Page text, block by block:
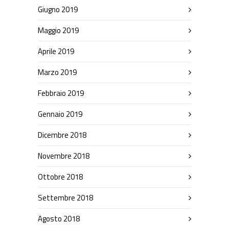
Giugno 2019
Maggio 2019
Aprile 2019
Marzo 2019
Febbraio 2019
Gennaio 2019
Dicembre 2018
Novembre 2018
Ottobre 2018
Settembre 2018
Agosto 2018